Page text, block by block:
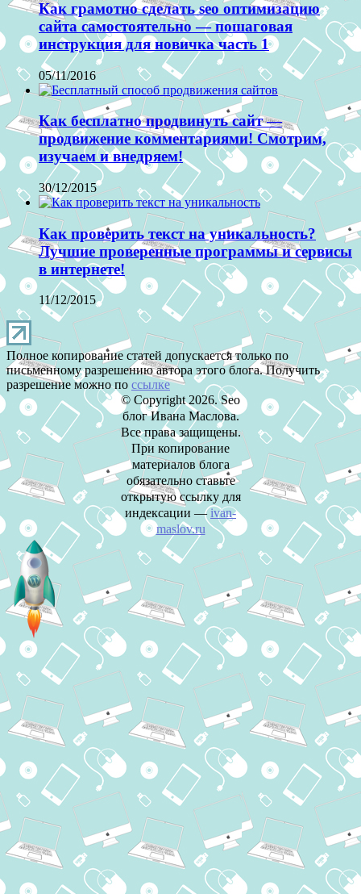
Как грамотно сделать seo оптимизацию
сайта самостоятельно — пошаговая
инструкция для новичка часть 1
05/11/2016
Как бесплатно продвинуть сайт —
продвижение комментариями! Смотрим,
изучаем и внедряем!
30/12/2015
Как проверить текст на уникальность?
Лучшие проверенные программы и сервисы
в интернете!
11/12/2015
Полное копирование статей допускается только по
письменному разрешению автора этого блога. Получить
разрешение можно по ссылке
© Copyright 2026. Seo
блог Ивана Маслова.
Все права защищены.
При копирование
материалов блога
обязательно ставьте
открытую ссылку для
индексации —ivan-
maslov.ru